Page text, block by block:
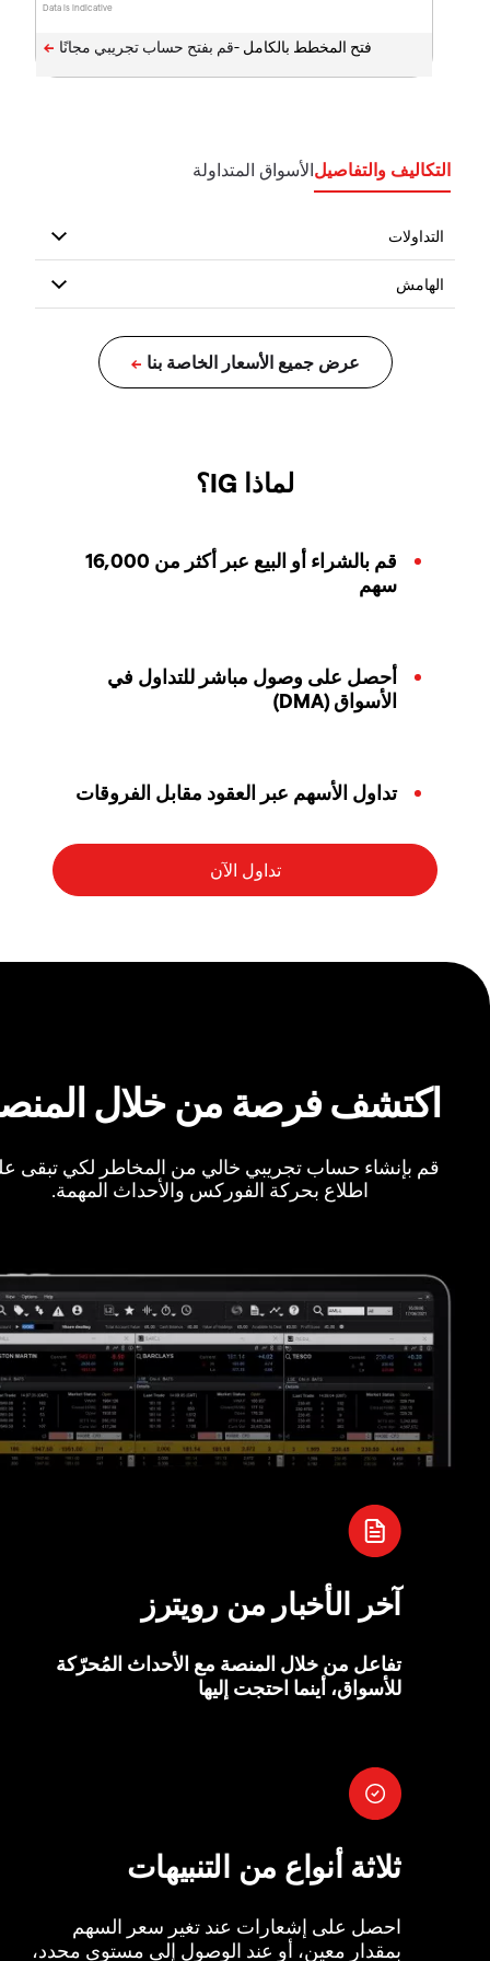
Data is indicative
فتح المخطط بالكامل -
التكاليف والتفاصيلالأسواق المتداولة
لماذا IG؟
قم بالشراء أو البيع عبر أكثر من 16,000
سهم
أحصل على وصول مباشر للتداول في
الأسواق (DMA)
تداول الأسهم عبر العقود مقابل الفروقات
اكتشف فرصة من خلال
قم بإنشاء حساب تجريبي خالي من المخاطر لكي تبقى
اطلاع بحركة الفوركس والأحداث المهمة.
آخر الأخبار من رويترز
تفاعل من خلال المنصة مع الأحداث المُحرّكة
للأسواق، أينما احتجت إليها
ثلاثة أنواع من التنبيهات
احصل على إشعارات عند تغير سعر السهم
بمقدار معين، أو عند الوصول إلى مستوى محدد،